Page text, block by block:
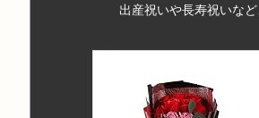
出産祝いや長寿祝いな